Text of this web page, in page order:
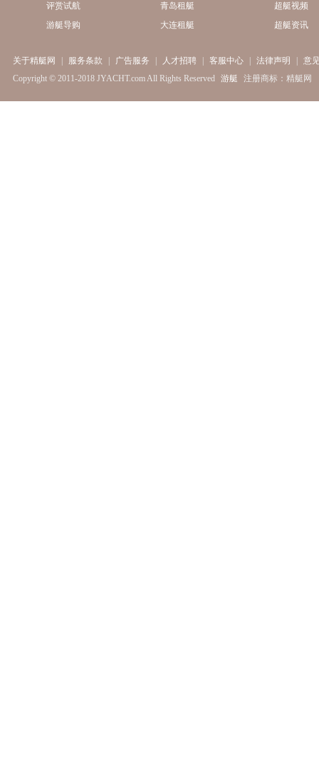
评赏试航
游艇导购
青岛租艇
大连租艇
超艇视频
超艇资讯
关于精艇网 服务条款 广告服务 人才招聘 客服中心 法律声明
意
Copyright © 2011-2018 JYACHT.com All Rights Reserved 游艇 注册商标：精艇网